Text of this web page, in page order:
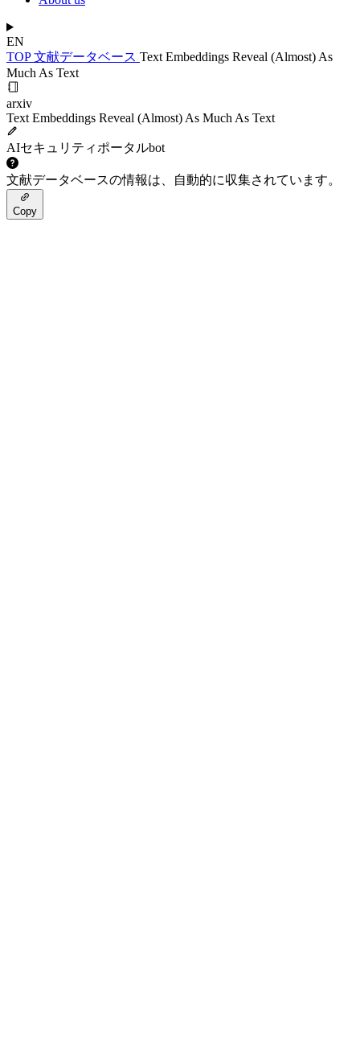
EN
TOP文献データベース Text Embeddings Reveal (Almost) As
Much As Text
arxiv
Text Embeddings Reveal (Almost) As Much As Text
AIセキュリティポータルbot
文献データベースの情報は、自動的に収集されています。
Copy